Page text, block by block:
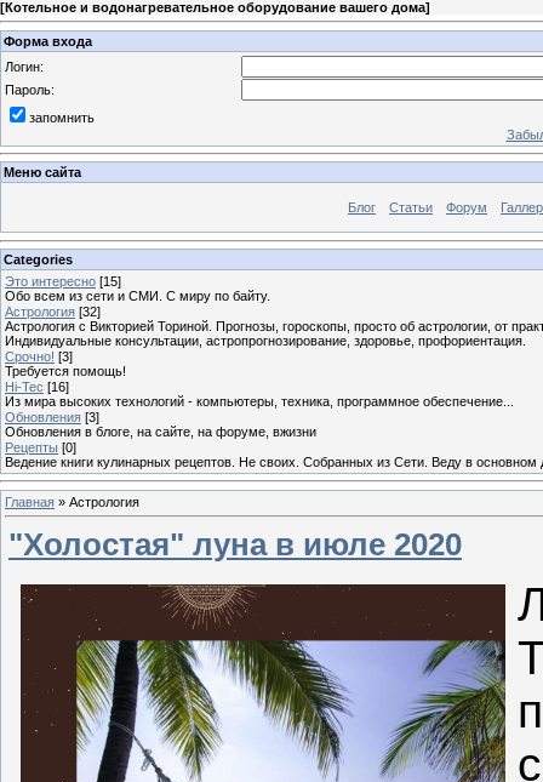
[Котельное и водонагревательное оборудование вашего дома]
Форма входа
Логин:
Пароль:
запомнить
Меню сайта
Блог Статьи Форум
Categories
Это интересно [15]
Обо всем из сети и СМИ. С миру по байту.
Астрология [32]
Астрология с Викторией Ториной. Прогнозы, гороскопы, просто об астрологии, от
Индивидуальные консультации, астропрогнозирование, здоровье, профориентация.
Срочно! [3]
Требуется помощь!
Hi-Tec [16]
Из мира высоких технологий - компьютеры, техника, программное обеспечение...
Обновления [3]
Обновления в блоге, на сайте, на форуме, вжизни
Рецепты [0]
Ведение книги кулинарных рецептов. Не своих. Собранных из Сети. Веду в основном
Главная » Астрология
"Холостая" луна в июле 2020